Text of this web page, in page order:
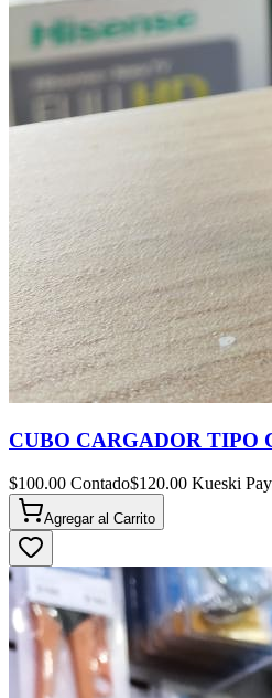
CUBO CARGADOR TIPO
$100.00 Contado$120.00 Kueski Pay
Agregar al Carrito